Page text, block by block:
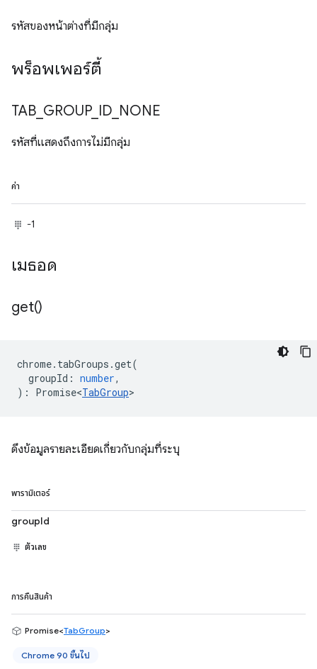
รหัสของหน้าต่างที่มีกลุ่ม
พร็อพเพอร์ตี้
TAB GROUP_ ID NONE
รหัสที่แสดงถึงการไม่มีกลุ่ม
ค่า
-1
เมธอด
get()
chrome. tabGroups .get(
groupId : number,
) : Promise<TabGroup>
ดึงข้อมูลรายละเอียดเกี่ยวกับกลุ่มที่ระบุ
พารามิเตอร์
groupId
ตัวเลข
การคืนสินค้า
Promise<TabGroup>
Chrome 90 ขึ้นไป